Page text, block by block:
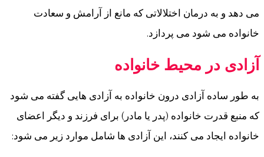
می دهد و به درمان اختلالاتی که مانع از آرامش و سعادت
خانواده می شود می پردازد.
آزادی در محیط خانواده
به طور ساده آزادی درون خانواده به آزادی هایی گفته می شود
که منبع قدرت خانواده (پدر یا مادر) برای فرزند و دیگر اعضای
خانواده ایجاد می کنند، این آزادی ها شامل موارد زیر می شود: